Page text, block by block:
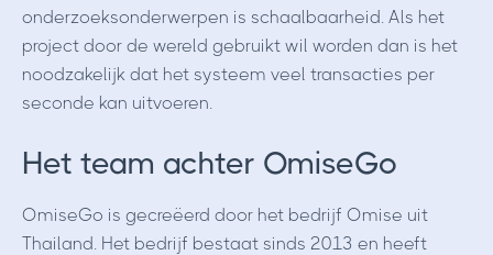
onderzoeksonderwerpen is schaalbaarheid. Als het
project door de wereld gebruikt wil worden dan is het
noodzakelijk dat het systeem veel transacties per
seconde kan uitvoeren.
Het team achter OmiseGo
OmiseGo is gecreëerd door het bedrijf Omise uit
Thailand. Het bedrijf bestaat sinds 2013 en heeft